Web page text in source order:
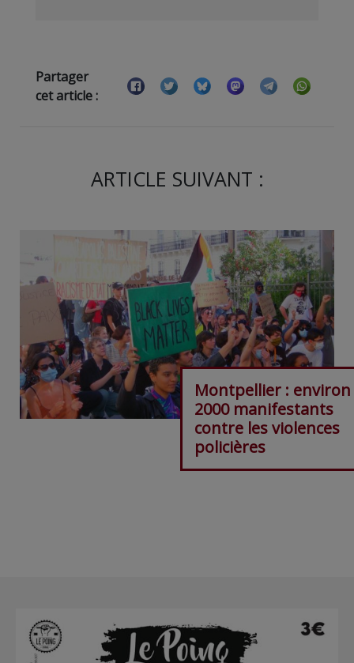
Partager
cet article :
ARTICLE SUIVANT :
Montpellier : environ
2000 manifestants
contre les violences
policières